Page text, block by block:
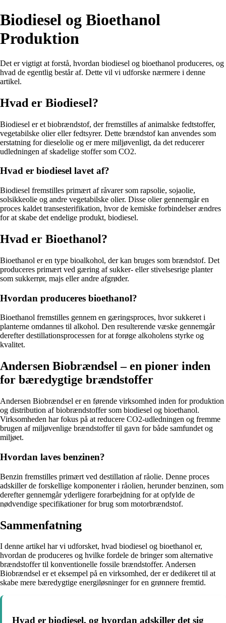
Biodiesel og Bioethanol
Produktion
Det er vigtigt at forstå, hvordan biodiesel og bioethanol produceres, og
hvad de egentlig består af. Dette vil vi udforske nærmere i denne
artikel.
Hvad er Biodiesel?
Biodiesel er et biobrændstof, der fremstilles af animalske fedtstoffer,
vegetabilske olier eller fedtsyrer. Dette brændstof kan anvendes som
erstatning for dieselolie og er mere miljøvenligt, da det reducerer
udledningen af skadelige stoffer som CO2.
Hvad er biodiesel lavet af?
Biodiesel fremstilles primært af råvarer som rapsolie, sojaolie,
solsikkeolie og andre vegetabilske olier. Disse olier gennemgår en
proces kaldet transesterifikation, hvor de kemiske forbindelser ændres
for at skabe det endelige produkt, biodiesel.
Hvad er Bioethanol?
Bioethanol er en type bioalkohol, der kan bruges som brændstof. Det
produceres primært ved gæring af sukker- eller stivelsesrige planter
som sukkerrør, majs eller andre afgrøder.
Hvordan produceres bioethanol?
Bioethanol fremstilles gennem en gæringsproces, hvor sukkeret i
planterne omdannes til alkohol. Den resulterende væske gennemgår
derefter destillationsprocessen for at forøge alkoholens styrke og
kvalitet.
Andersen Biobrændsel – en pioner inden
for bæredygtige brændstoffer
Andersen Biobrændsel er en førende virksomhed inden for produktion
og distribution af biobrændstoffer som biodiesel og bioethanol.
Virksomheden har fokus på at reducere CO2-udledningen og fremme
brugen af miljøvenlige brændstoffer til gavn for både samfundet og
miljøet.
Hvordan laves benzinen?
Benzin fremstilles primært ved destillation af råolie. Denne proces
adskiller de forskellige komponenter i råolien, herunder benzinen, som
derefter gennemgår yderligere forarbejdning for at opfylde de
nødvendige specifikationer for brug som motorbrændstof.
Sammenfatning
I denne artikel har vi udforsket, hvad biodiesel og bioethanol er,
hvordan de produceres og hvilke fordele de bringer som alternative
brændstoffer til konventionelle fossile brændstoffer. Andersen
Biobrændsel er et eksempel på en virksomhed, der er dedikeret til at
skabe mere bæredygtige energiløsninger for en grønnere fremtid.
Hvad er biodiesel, og hvordan adskiller det sig